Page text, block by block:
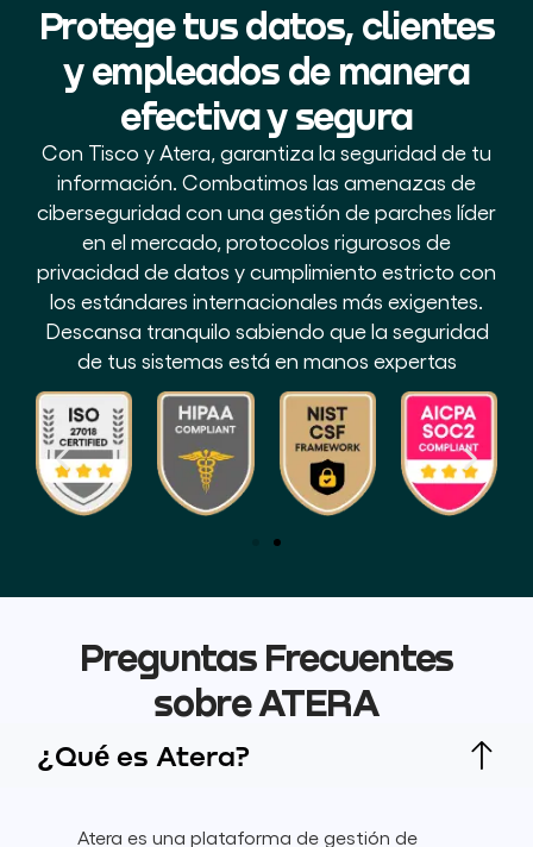
Protege tus datos, clientes
y empleados de manera
efectiva y segura
Con Tisco y Atera, garantiza la seguridad de tu
información. Combatimos las amenazas de
ciberseguridad con una gestión de parches líder
en el mercado, protocolos rigurosos de
privacidad de datos y cumplimiento estricto con
los estándares internacionales más exigentes.
Descansa tranquilo sabiendo que la seguridad
de tus sistemas está en manos expertas
Preguntas Frecuentes
sobre ATERA
¿Qué es Atera?
Atera es una plataforma de gestión de